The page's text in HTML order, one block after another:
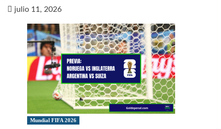
julio 11, 2026
Mundial FIFA 2026